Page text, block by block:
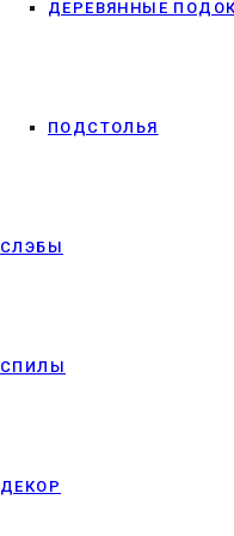
ДЕРЕВЯННЫЕ
ПОДСТОЛЬЯ
СЛЭБЫ
СПИЛЫ
ДЕКОР